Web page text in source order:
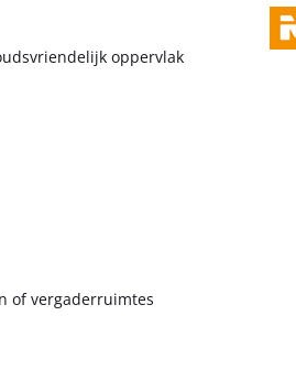
oppervlak
of vergaderruimtes